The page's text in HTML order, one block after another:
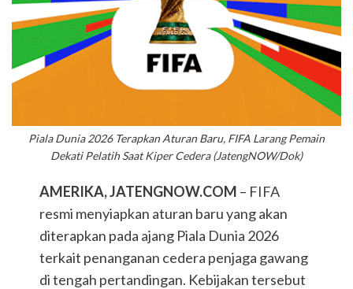
Piala Dunia 2026 Terapkan Aturan Baru, FIFA Larang Pemain
Dekati Pelatih Saat Kiper Cedera (JatengNOW/Dok)
AMERIKA, JATENGNOW.COM – FIFA
resmi menyiapkan aturan baru yang akan
diterapkan pada ajang Piala Dunia 2026
terkait penanganan cedera penjaga gawang
di tengah pertandingan. Kebijakan tersebut